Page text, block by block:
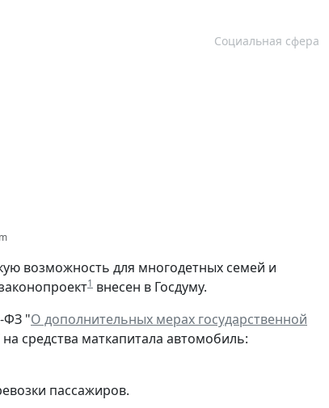
Социальная сфера
возможность для многодетных семей и
1 внесен в Госдуму.
ФЗ "О дополнительных мерах государственной
средства маткапитала автомобиль:
пассажиров.